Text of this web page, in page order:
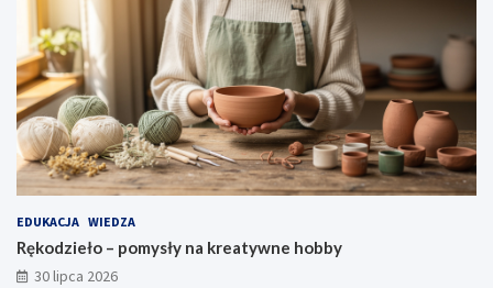
EDUKACJA WIEDZA
Rękodzieło – pomysły na kreatywne hobby
30 lipca 2026